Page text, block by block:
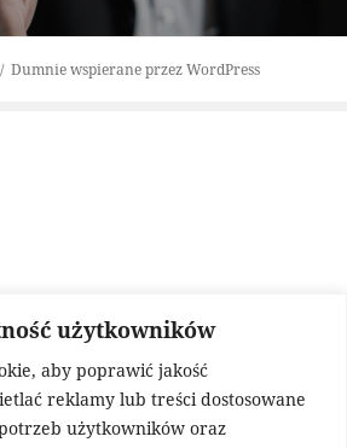
użytkowników
aby poprawić jakość
reklamy lub treści dostosowane
użytkowników oraz
Dumnie wspierane przez WordPress